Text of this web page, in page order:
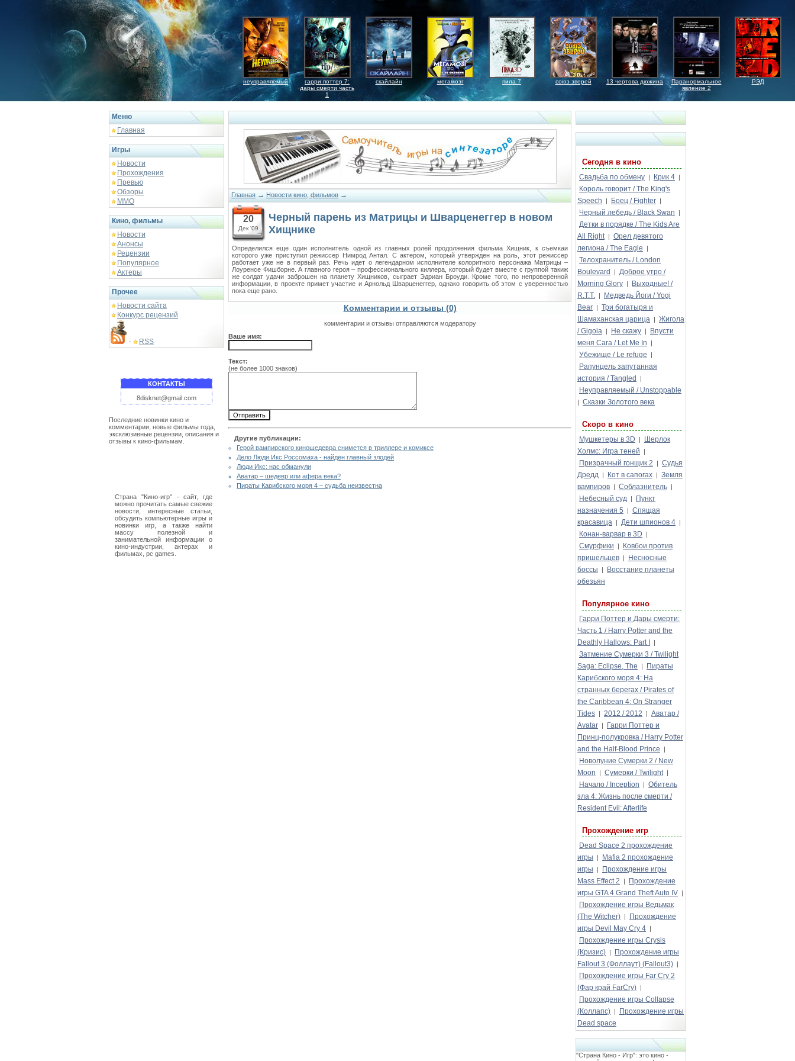
неуправляемый
гарри поттер 7:
дары смерти часть
1
скайлайн мегамозг пила 7 союз зверей 13 чертова дюжина
Паранормальное
явление 2
РЭД
Меню
Главная
Игры
Новости
Прохождения
Превью
Обзоры
ММО
Кино, фильмы
Новости
Анонсы
Рецензии
Популярное
Актеры
Прочее
Новости сайта
Конкурс рецензий
- RSS
КОНТАКТЫ
8disknet@gmail.com
Последние новинки кино и
комментарии, новые фильмы года,
эксклюзивные рецензии, описания и
отзывы к кино-фильмам.
Страна "Кино-игр" - сайт, где
можно прочитать самые свежие
новости, интересные статьи,
обсудить компьютерные игры и
новинки игр, а также найти
массу полезной и
занимательной информации о
кино-индустрии, актерах и
фильмах, pc games.
Главная → Новости кино, фильмов →
20
Дек '09
Черный парень из Матрицы и Шварценеггер в новом
Хищнике
Определился еще один исполнитель одной из главных ролей продолжения фильма Хищник, к съемкаи
которого уже приступил режиссер Нимрод Антал. С актером, который утвержден на роль, этот режиссер
работает уже не в первый раз. Речь идет о легендарном исполнителе колоритного персонажа Матрицы –
Лоуренсе Фишборне. А главного героя – профессионального киллера, который будет вместе с группой такиж
же солдат удачи заброшен на планету Хищников, сыграет Эдриан Броуди. Кроме того, по непроверенной
информации, в проекте примет участие и Арнольд Шварценеггер, однако говорить об этом с уверенностью
пока еще рано.
Комментарии и отзывы (0)
комментарии и отзывы отправляются модератору
Ваше имя:
Текст:
(не более 1000 знаков)
Другие публикации:
Герой вампирского киношедевра снимется в триллере и комиксе
Дело Люди Икс Россомаха - найден главный злодей
Люди Икс: нас обманули
Аватар – шедевр или афера века?
Пираты Карибского моря 4 – судьба неизвестна
Сегодня в кино
Свадьба по обмену | Крик 4 |
Король говорит / The King's
Speech
| Боец / Fighter |
Черный лебедь / Black Swan |
Детки в порядке / The Kids Are
All Right | Орел девятого
легиона / The Eagle
|
Телохранитель / London
Boulevard
| Доброе утро /
Morning Glory |
Выходные! /
R.T.T. |
Медведь Йоги / Yogi
Bear | Три богатыря и
Шамаханская царица | Жигола
/ Gigola | Не скажу |
Впусти
меня Сага / Let Me In
|
Убежище / Le refuge |
Рапунцель запутанная
история / Tangled
|
Неуправляемый / Unstoppable
| Сказки Золотого века
Скоро в кино
Мушкетеры в 3D |
Шерлок
Холмс: Игра теней
|
Призрачный гонщик 2 | Судья
Дредд | Кот в сапогах | Земля
вампиров | Соблазнитель |
Небесный суд |
Пункт
назначения 5
| Спящая
красавица | Дети шпионов 4 |
Конан-варвар в 3D |
Смурфики |
Ковбои против
пришельцев |
Несносные
боссы
|
Восстание планеты
обезьян
Популярное кино
Гарри Поттер и Дары смерти:
Часть 1 / Harry Potter and the
Deathly Hallows: Part I
|
Затмение Сумерки 3 / Twilight
Saga: Eclipse, The
|
Пираты
Карибского моря 4: На
странных берегах / Pirates of
the Caribbean 4: On Stranger
Tides | 2012 / 2012 | Аватар /
Avatar |
Гарри Поттер и
Принц-полукровка / Harry Potter
and the Half-Blood Prince
|
Новолуние Сумерки 2 / New
Moon
| Сумерки / Twilight |
Начало / Inception | Обитель
зла 4: Жизнь после смерти /
Resident Evil: Afterlife
Прохождение игр
Dead Space 2 прохождение
игры
|
Mafia 2 прохождение
игры
|
Прохождение игры
Mass Effect 2
|
Прохождение
игры GTA 4 Grand Theft Auto IV |
Прохождение игры Ведьмак
(The Witcher) |
Прохождение
игры Devil May Cry 4 |
Прохождение игры Crysis
(Кризис) |
Прохождение игры
Fallout 3 (Фоллаут) (Fallout3) |
Прохождение игры Far Cry 2
(Фар край FarCry) |
Прохождение игры Collapse
(Коллапс) |
Прохождение игры
Dead space
"Страна Кино - Игр": это кино -